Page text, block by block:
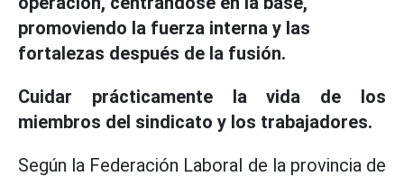
promoviendo la fuerza interna y las
fortalezas después de la fusión.
Cuidar prácticamente la vida de los
miembros del sindicato y los trabajadores.
Según la Federación Laboral de la provincia de